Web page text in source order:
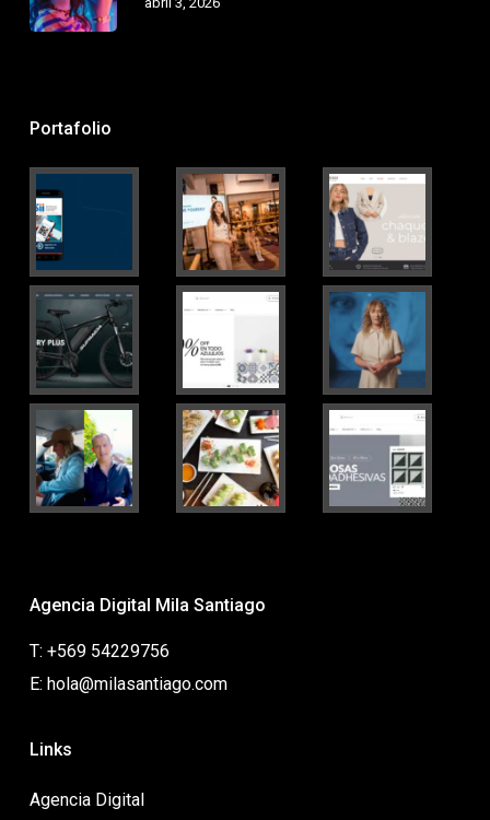
Portafolio
Agencia Digital Mila Santiago
T: +569 54229756
E: hola@milasantiago.com
Links
Agencia Digital